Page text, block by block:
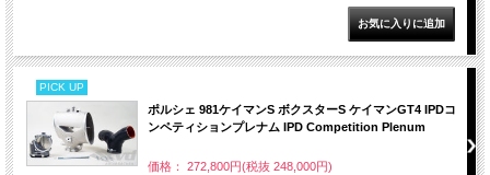
PICK UP
ポルシェ 981ケイマンS ボクスターS ケイマンGT4 IPDコ
ンペティションプレナム IPD Competition Plenum
価格： 272,800円(税抜 248,000円)